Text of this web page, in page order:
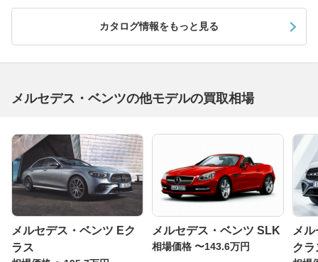
カタログ情報をもっと見る
メルセデス・ベンツの他モデルの買取相場
メルセデス・ベンツ Eク
ラス
メルセデス・ベンツ SLK
相場価格 〜143.6万円
メ
クラ